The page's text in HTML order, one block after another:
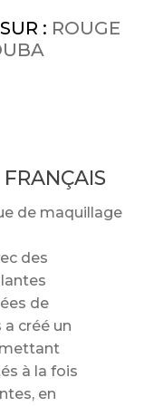
: ROUGE
de maquillage
des
de
a créé un
à la fois
en